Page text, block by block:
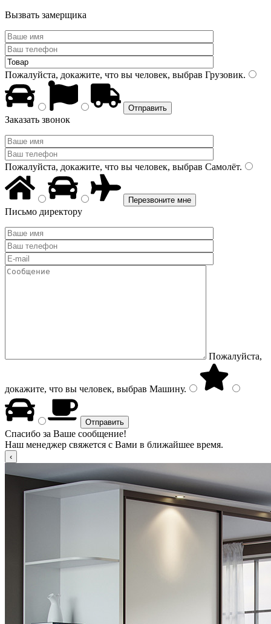
Вызвать замерщика
Пожалуйста, докажите, что вы человек, выбрав Грузовик.
Заказать звонок
Пожалуйста, докажите, что вы человек, выбрав Самолёт.
Письмо директору
Пожалуйста,
докажите, что вы человек, выбрав Машину.
Спасибо за Ваше сообщение!
Наш менеджер свяжется с Вами в ближайшее время.